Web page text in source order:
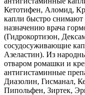
Кетотифен, Аломид,
капли быстро
назначению врача
(Гидрокортизон,
сосудосуживающие
Азеластин). Из
отваром ромашки и
антигистаминные
Диазолин, Гисманал,
Пипольфен, Зиртек,